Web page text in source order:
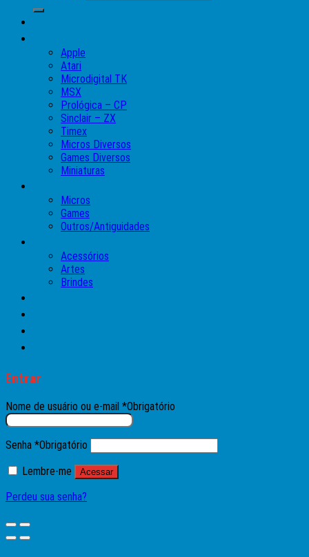
Apple
Atari
Microdigital TK
MSX
Prológica – CP
Sinclair – ZX
Timex
Micros Diversos
Games Diversos
Miniaturas
Micros
Games
Outros/Antiguidades
Acessórios
Artes
Brindes
Entrar
Nome de usuário ou e-mail *Obrigatório
Senha *Obrigatório
Lembre-me
Acessar
Perdeu sua senha?